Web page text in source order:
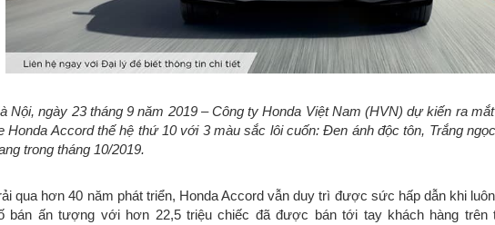
Nội, ngày 23 tháng 9 năm 2019 – Công ty Honda Việt Nam (HVN) dự kiến ra
Honda Accord thế hệ thứ 10 với 3 màu sắc lôi cuốn: Đen ánh độc tôn, Trắng
trong tháng 10/2019.
qua hơn 40 năm phát triển, Honda Accord vẫn duy trì được sức hấp dẫn khi
bán ấn tượng với hơn 22,5 triệu chiếc đã được bán tới tay khách hàng trên